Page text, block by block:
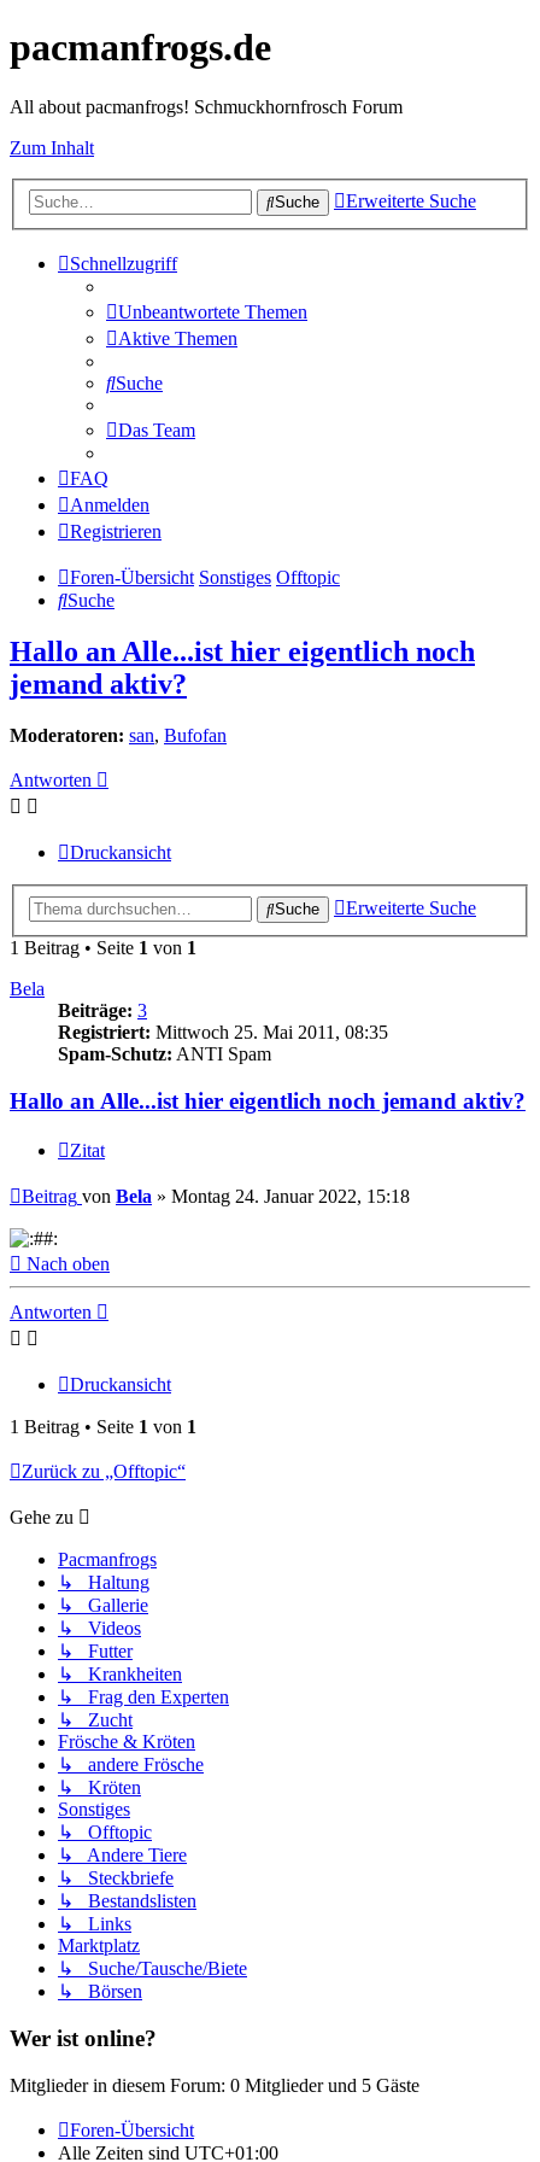
pacmanfrogs.de
All about pacmanfrogs! Schmuckhornfrosch Forum
Zum Inhalt
Suche Erweiterte Suche
Schnellzugriff
Unbeantwortete Themen
Aktive Themen
Suche
Das Team
FAQ
Anmelden
Registrieren
Foren-Übersicht Sonstiges Offtopic
Suche
Hallo an Alle...ist hier eigentlich noch
jemand aktiv?
Moderatoren: san, Bufofan
Antworten
Druckansicht
Suche
Erweiterte Suche
1 Beitrag • Seite 1 von 1
Bela
Beiträge: 3
Registriert: Mittwoch 25. Mai 2011, 08:35
Spam-Schutz: ANTI Spam
Hallo an Alle...ist hier eigentlich noch jemand aktiv?
Zitat
Beitrag von Bela » Montag 24. Januar 2022, 15:18
Nach oben
Antworten
Druckansicht
1 Beitrag • Seite 1 von 1
Zurück zu „Offtopic“
Gehe zu
Pacmanfrogs
↳ Haltung
↳ Gallerie
↳ Videos
↳ Futter
↳ Krankheiten
↳ Frag den Experten
↳ Zucht
Frösche & Kröten
↳ andere Frösche
↳ Kröten
Sonstiges
↳ Offtopic
↳ Andere Tiere
↳ Steckbriefe
↳ Bestandslisten
↳ Links
Marktplatz
↳ Suche/Tausche/Biete
↳ Börsen
Wer ist online?
Mitglieder in diesem Forum: 0 Mitglieder und 5 Gäste
Foren-Übersicht
Alle Zeiten sind UTC+01:00